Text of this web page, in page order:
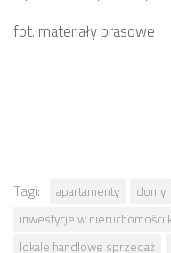
fot. materiały prasowe
Tagi: apartamenty domy
inwestycje w nieruchomości
lokale handlowe sprzedaż